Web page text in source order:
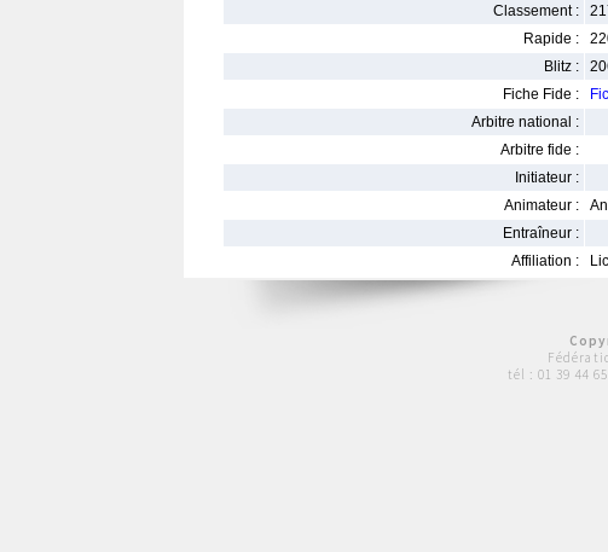
Classement :
Rapide :
Blitz :
Fiche Fide :
Arbitre national :
Arbitre fide :
Initiateur :
Animateur :
Entraîneur :
Affiliation :
tél : 01 39 44